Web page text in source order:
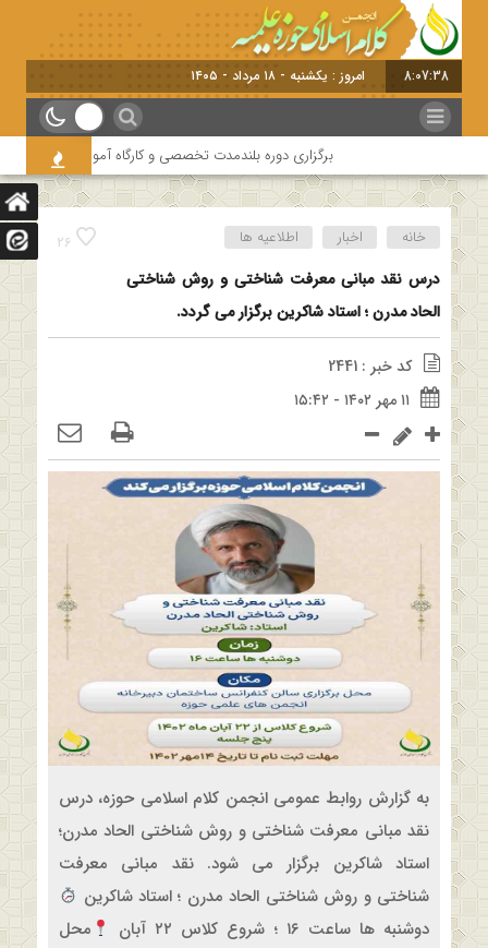
8:07:38 امروز : یکشنبه - ۱۸ مرداد - ۱۴۰۵
برگزاری دوره بلندمدت تخصصی و کارگاه آموزشی کلام امامیه
26 خانه اخبار اطلاعیه ها
درس نقد مبانی معرفت شناختی و روش شناختی
الحاد مدرن ؛ استاد شاکرین برگزار می گردد.
کد خبر : 2441
۱۱ مهر ۱۴۰۲ - ۱۵:۴۲
به گزارش روابط عمومی انجمن کلام اسلامی حوزه، درس
نقد مبانی معرفت شناختی و روش شناختی الحاد مدرن؛
استاد شاکرین برگزار می شود. نقد مبانی معرفت
شناختی و روش شناختی الحاد مدرن ؛ استاد شاکرین
دوشنبه ها ساعت ۱۶ ؛ شروع کلاس ۲۲ آبان
محل